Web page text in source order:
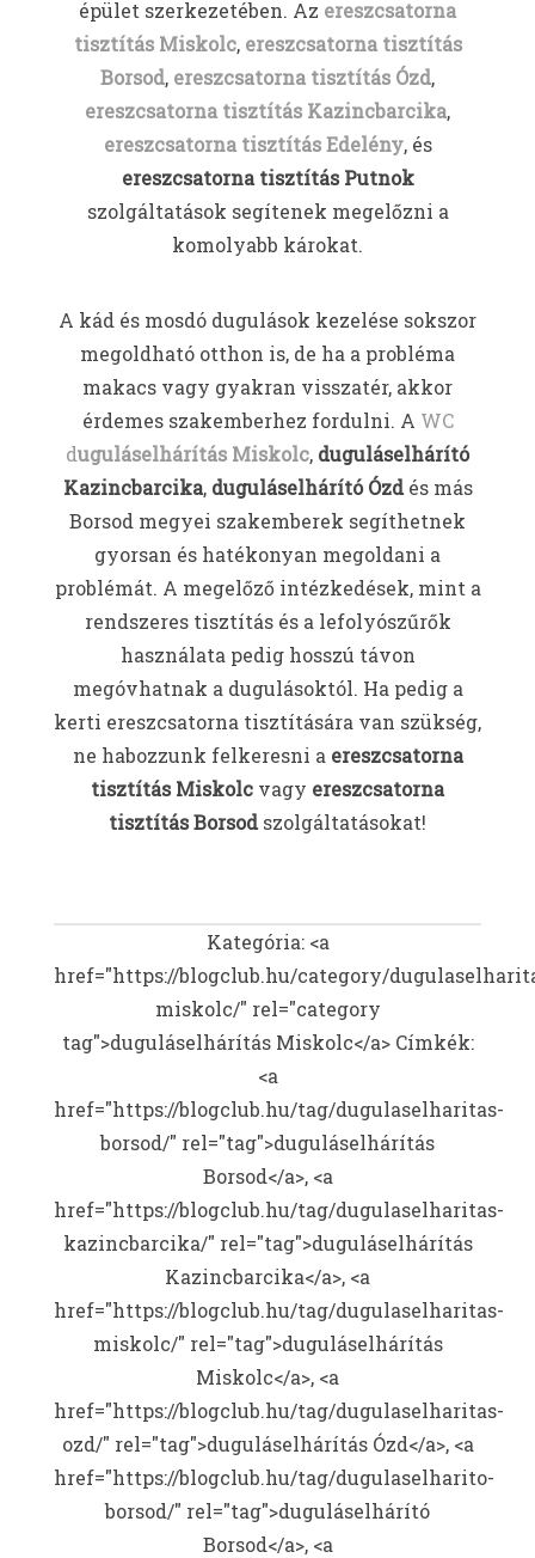
épület szerkezetében. Az ereszcsatorna
tisztítás Miskolc, ereszcsatorna tisztítás
Borsod, ereszcsatorna tisztítás Ózd,
ereszcsatorna tisztítás Kazincbarcika,
ereszcsatorna tisztítás Edelény, és
ereszcsatorna tisztítás Putnok
szolgáltatások segítenek megelőzni a
komolyabb károkat.
A kád és mosdó dugulások kezelése sokszor
megoldható otthon is, de ha a probléma
makacs vagy gyakran visszatér, akkor
érdemes szakemberhez fordulni. A WC
duguláselhárítás Miskolc, duguláselhárító
Kazincbarcika, duguláselhárító Ózdés más
Borsod megyei szakemberek segíthetnek
gyorsan és hatékonyan megoldani a
problémát. A megelőző intézkedések, mint a
rendszeres tisztítás és a lefolyószűrők
használata pedig hosszú távon
megóvhatnak a dugulásoktól. Ha pedig a
kerti ereszcsatorna tisztítására van szükség,
ne habozzunk felkeresni a ereszcsatorna
tisztítás Miskolc vagy ereszcsatorna
tisztítás Borsod szolgáltatásokat!
Kategória: <a
href="https://blogclub.hu/category/
miskolc/" rel="category
tag">duguláselhárítás Miskolc</a> Címkék:
<a
href="https://blogclub.hu/tag/dugulaselharitas-
borsod/" rel="tag">duguláselhárítás
Borsod</a>, <a
href="https://blogclub.hu/tag/dugulaselharitas-
kazincbarcika/" rel="tag">duguláselhárítás
Kazincbarcika</a>, <a
href="https://blogclub.hu/tag/dugulaselharitas-
miskolc/" rel="tag">duguláselhárítás
Miskolc</a>, <a
href="https://blogclub.hu/tag/dugulaselharitas-
ozd/" rel="tag">duguláselhárítás Ózd</a>, <a
href="https://blogclub.hu/tag/dugulaselharito-
borsod/" rel="tag">duguláselhárító
Borsod</a>, <a